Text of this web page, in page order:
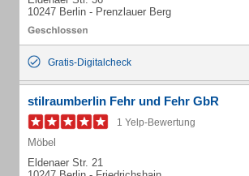
10247 Berlin - Prenzlauer Berg
Gratis-Digitalcheck
stilraumberlin Fehr und Fehr GbR
1 Yelp-Bewertung
Möbel
Eldenaer Str. 21